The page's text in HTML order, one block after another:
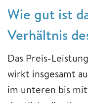
Wie gut ist
Verhältnis
Das Preis-
wirkt insgesamt
im unteren bis